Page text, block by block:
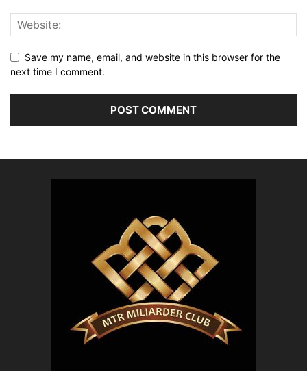
Save my name, email, and website in this browser for the
next time I comment.